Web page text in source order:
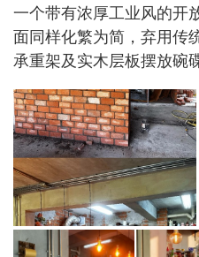
一个带有浓厚工业风的开
面同样化繁为简，弃用传
承重架及实木层板摆放碗